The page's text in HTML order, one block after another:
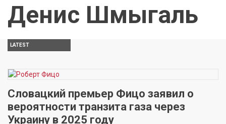
Денис Шмыгаль
LATEST
Словацкий премьер Фицо заявил о
вероятности транзита газа через
Украину в 2025 году